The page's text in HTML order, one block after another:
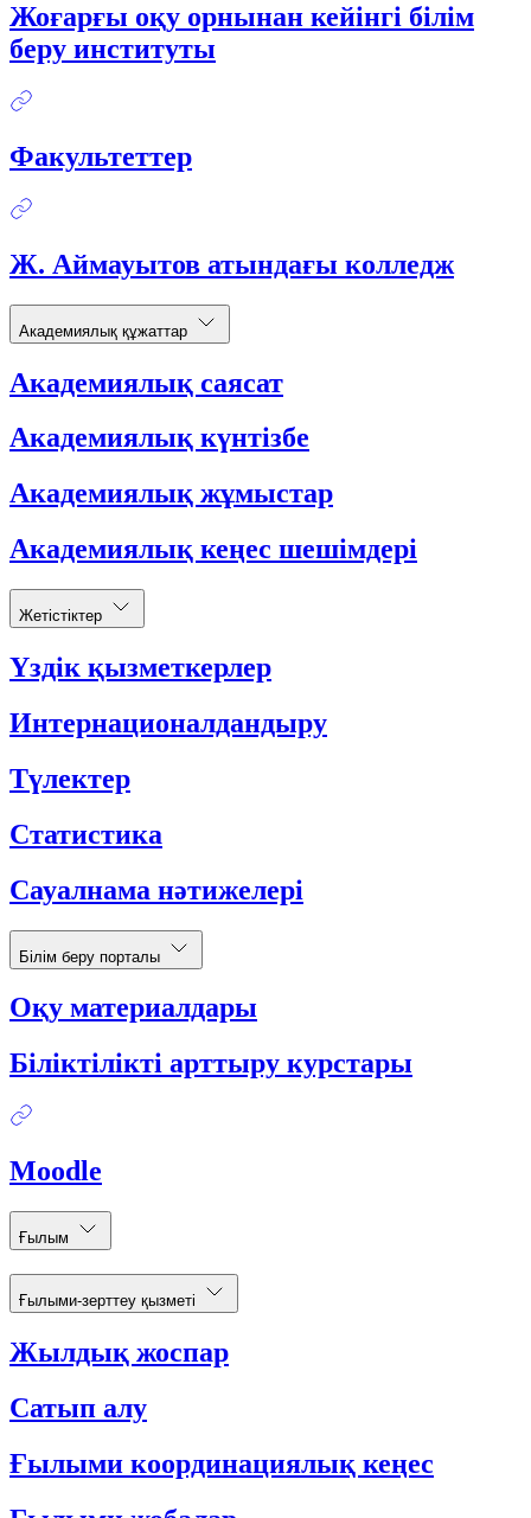
Жоғарғы оқу орнынан кейінгі білім
беру институты
Факультеттер
Ж. Аймауытов атындағы колледж
Академиялық құжаттар
Академиялық саясат
Академиялық күнтізбе
Академиялық жұмыстар
Академиялық кеңес шешімдері
Жетістіктер
Үздік қызметкерлер
Интернационалдандыру
Түлектер
Статистика
Сауалнама нәтижелері
Білім беру порталы
Оқу материалдары
Біліктілікті арттыру курстары
Moodle
Ғылым
Ғылыми-зерттеу қызметі
Жылдық жоспар
Сатып алу
Ғылыми координациялық кеңес